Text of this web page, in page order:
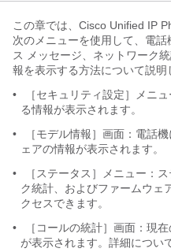
この章では、Cisco Unified IP
次のメニューを使用して、電
ス メッセージ、ネットワーク
報を表示する方法について説明
•
［セキュリティ設定］メニ
る情報が表示されます。
•
［モデル情報］画面：電話
ェアの情報が表示されます。
•
［ステータス］メニュー：
ク統計、およびファームウェ
クセスできます。
•
［コールの統計］画面：現
が表示されます。詳細につい